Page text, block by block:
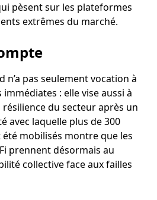
pèsent sur les plateformes
extrêmes du marché.
n’a pas seulement vocation à
: elle vise aussi à
résilience du secteur après un
avec laquelle plus de 300
mobilisés montre que les
prennent désormais au
collective face aux failles